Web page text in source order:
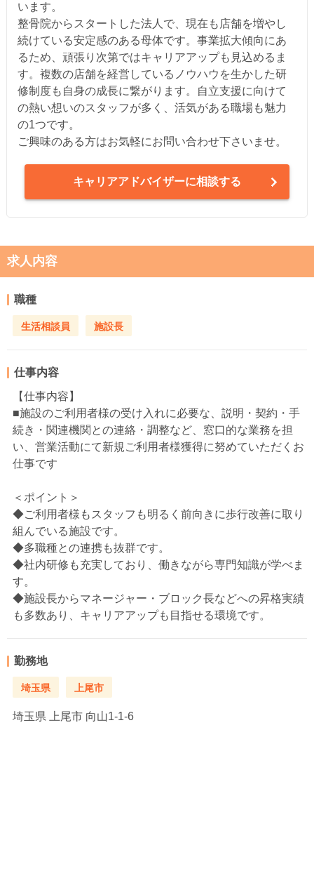
います。
整骨院からスタートした法人で、現在も店舗を増やし
続けている安定感のある母体です。事業拡大傾向にあ
るため、頑張り次第ではキャリアアップも見込めるま
す。複数の店舗を経営しているノウハウを生かした研
修制度も自身の成長に繋がります。自立支援に向けて
の熱い想いのスタッフが多く、活気がある職場も魅力
の1つです。
ご興味のある方はお気軽にお問い合わせ下さいませ。
キャリアアドバイザーに相談する
求人内容
職種
生活相談員 施設長
仕事内容
【仕事内容】
■施設のご利用者様の受け入れに必要な、説明・契約・手
続き・関連機関との連絡・調整など、窓口的な業務を担
い、営業活動にて新規ご利用者様獲得に努めていただくお
仕事です
＜ポイント＞
◆ご利用者様もスタッフも明るく前向きに歩行改善に取り
組んでいる施設です。
◆多職種との連携も抜群です。
◆社内研修も充実しており、働きながら専門知識が学べま
す。
◆施設長からマネージャー・ブロック長などへの昇格実績
も多数あり、キャリアアップも目指せる環境です。
勤務地
埼玉県 上尾市
埼玉県 上尾市 向山1-1-6